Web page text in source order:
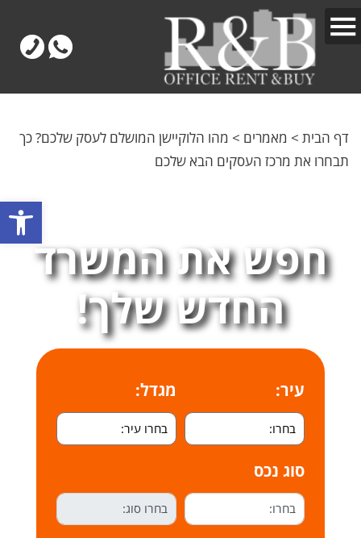
דף הבית > מאמרים > מהו הלוקיישן המושלם לעסק שלכם? כך
תבחרו את מרכז העסקים הבא שלכם
חפש את המשרד
החדש שלך!
עיר: מגדל:
סוג נכס